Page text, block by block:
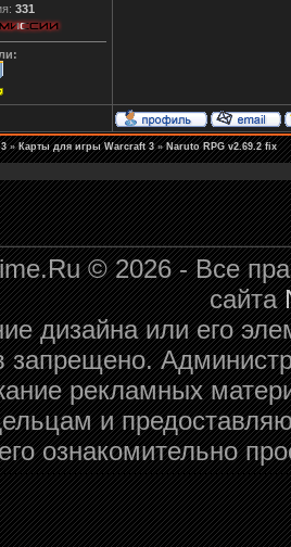
331
» Карты для игры Warcraft 3 » Naruto RPG v2.69.2 fix
© 2026 - Все
сайта
дизайна или его
запрещено.
рекламных
и
ознакомительно